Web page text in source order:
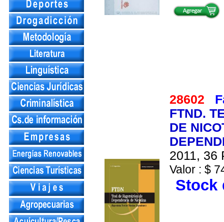
28602
FTND.
DE
2011, 36
Valor : $
Stock